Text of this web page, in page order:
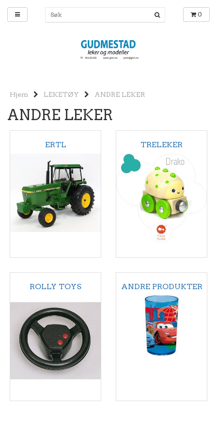
0
Hjem LEKETØY ANDRE LEKER
ANDRE LEKER
ERTL TRELEKER
ROLLY TOYS ANDRE PRODUKTER